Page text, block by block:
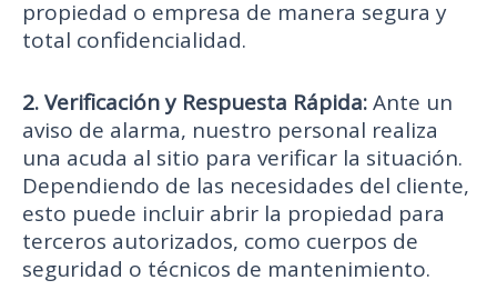
propiedad o empresa de manera segura y
total confidencialidad.
2. Verificación y Respuesta Rápida:Ante un
aviso de alarma, nuestro personal realiza
una acuda al sitio para verificar la situación.
Dependiendo de las necesidades del cliente,
esto puede incluir abrir la propiedad para
terceros autorizados, como cuerpos de
seguridad o técnicos de mantenimiento.